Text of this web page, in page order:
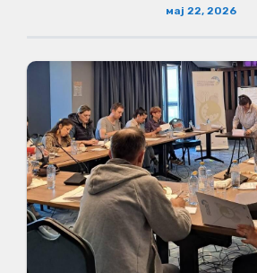
мај 22, 2026